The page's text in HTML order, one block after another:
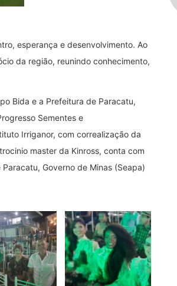
esperança e desenvolvimento. Ao
da região, reunindo conhecimento,
Bida e a Prefeitura de Paracatu,
Sementes e
Irriganor, com correalização da
master da Kinross, conta com
Governo de Minas (Seapa)